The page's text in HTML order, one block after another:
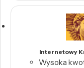
Internetowy
Wysoka